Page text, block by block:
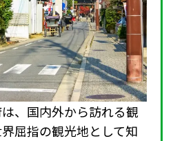
、国内外から訪れる観
屈指の観光地として知